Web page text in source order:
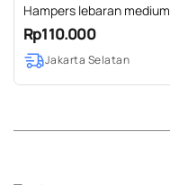
Hampers lebaran medium
Rp110.000
Jakarta Selatan